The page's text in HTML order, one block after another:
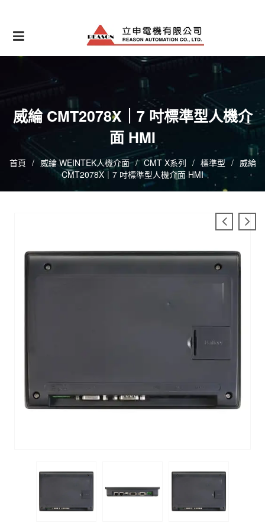
content
威綸 CMT2078X｜7 吋標準型人機介
面 HMI
首頁 / 威綸 WEINTEK人機介面 / CMT X系列 / 標準型 / 威綸
CMT2078X｜7 吋標準型人機介面 HMI